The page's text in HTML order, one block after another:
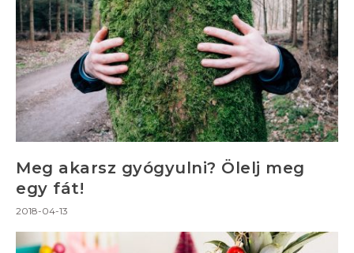
Meg akarsz gyógyulni? Ölelj meg
egy fát!
2018-04-13